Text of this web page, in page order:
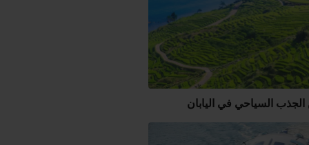
الجذب السياحي في اليابان